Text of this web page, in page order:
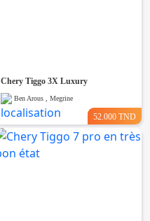
Chery Tiggo 3X Luxury
Ben Arous , Megrine
52.000 TND